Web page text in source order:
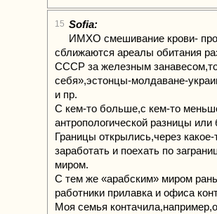
15 Sofia:
ИМХО смешивание крови-
сближаются ареалы обитания
СССР за железным
себя»,эстонцы-молдаване-
и пр.
С кем-то больше,с кем-то
антропологической разницы или
Границы открылись,через
заработать и поехать по
миром.
С тем же «арабским» миром
работники прилавка и офиса
Моя семья